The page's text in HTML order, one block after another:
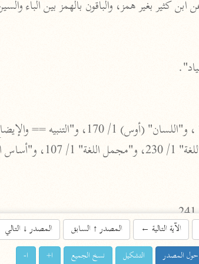
تعليمات•عن الباحث القرآني
تطوير
رعاية
الآية التالية ← المصدر↑السابق المصدر↓التالي
حول المصدر التشكيل نسخ الجميع ا+ ا-